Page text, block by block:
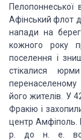
Пелопоннеської
Афінський флот
напади на
кожного року
поселення і
стікалися
перенаселеному
його жителів. У
Фракію і
центр Амфіполь.
р. до н. е.